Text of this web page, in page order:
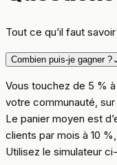
Tout ce qu’il faut
Combien puis-je gagner ?⌄
Vous touchez de 5 %
votre communauté,
Le panier moyen est
clients par mois à 10
Utilisez le simulateur